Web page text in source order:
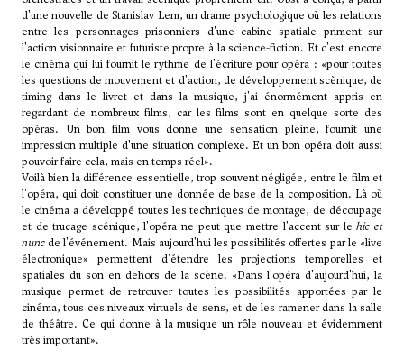
d'une nouvelle de Stanislav Lem, un drame psychologique où les relations
entre les personnages prisonniers d'une cabine spatiale priment sur
l'action visionnaire et futuriste propre à la science-fiction. Et c'est encore
le cinéma qui lui fournit le rythme de l'écriture pour opéra : «pour toutes
les questions de mouvement et d'action, de développement scènique, de
timing dans le livret et dans la musique, j'ai énormément appris en
regardant de nombreux films, car les films sont en quelque sorte des
opéras. Un bon film vous donne une sensation pleine, fournit une
impression multiple d'une situation complexe. Et un bon opéra doit aussi
pouvoir faire cela, mais en temps réel».
Voilà bien la différence essentielle, trop souvent négligée, entre le film et
l'opéra, qui doit constituer une donnée de base de la composition. Là où
le cinéma a développé toutes les techniques de montage, de découpage
et de trucage scénique, l'opéra ne peut que mettre l'accent sur lehic et
nunc de l'événement. Mais aujourd'hui les possibilités offertes par le «live
électronique» permettent d'étendre les projections temporelles et
spatiales du son en dehors de la scène. «Dans l'opéra d'aujourd'hui, la
musique permet de retrouver toutes les possibilités apportées par le
cinéma, tous ces niveaux virtuels de sens, et de les ramener dans la salle
de théâtre. Ce qui donne à la musique un rôle nouveau et évidemment
très important».